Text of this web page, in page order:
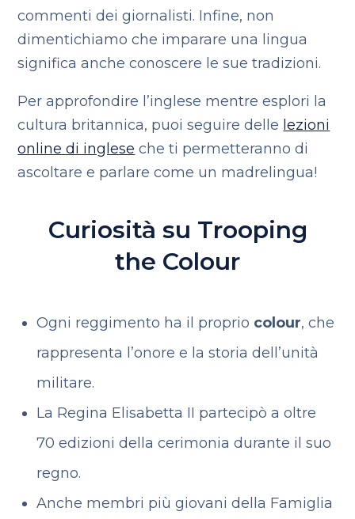
commenti dei giornalisti. Infine, non
dimentichiamo che imparare una lingua
significa anche conoscere le sue tradizioni.
Per approfondire l’inglese mentre esplori la
cultura britannica, puoi seguire delle lezioni
online di inglese che ti permetteranno di
ascoltare e parlare come un madrelingua!
Curiosità su Trooping
the Colour
Ogni reggimento ha il proprio colour, che
rappresenta l’onore e la storia dell’unità
militare.
La Regina Elisabetta II partecipò a oltre
70 edizioni della cerimonia durante il suo
regno.
Anche membri più giovani della Famiglia